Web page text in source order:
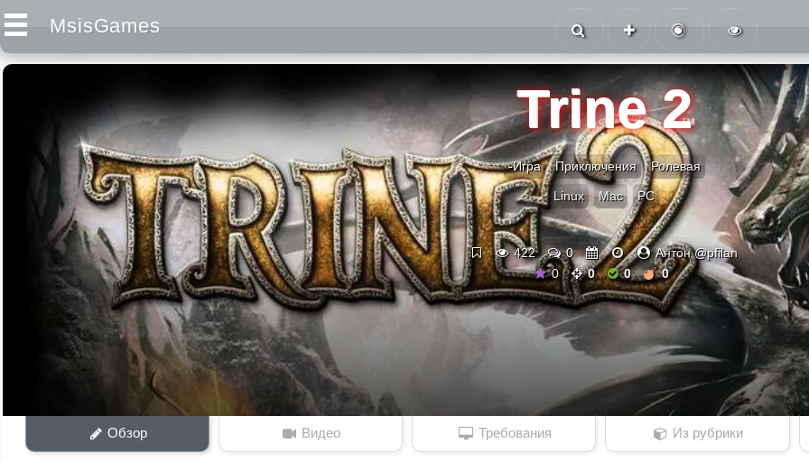
MsisGames
Trine 2
-Игра Приключения Ролевая
Linux Mac PC
422 0
Антон @pfilan
0
0 0 0
Обзор Видео Требования Из рубрики